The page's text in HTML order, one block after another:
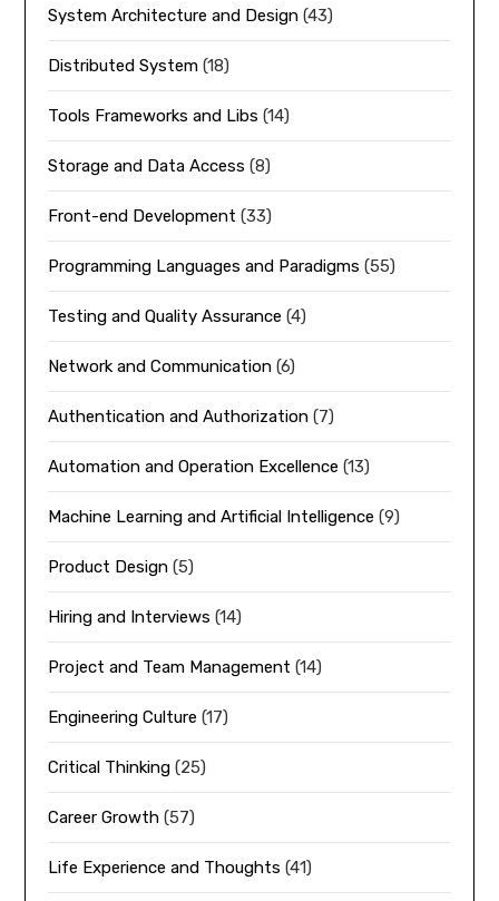
System Architecture and Design (43)
Distributed System (18)
Tools Frameworks and Libs (14)
Storage and Data Access (8)
Front-end Development (33)
Programming Languages and Paradigms (55)
Testing and Quality Assurance (4)
Network and Communication (6)
Authentication and Authorization (7)
Automation and Operation Excellence (13)
Machine Learning and Artificial Intelligence (9)
Product Design (5)
Hiring and Interviews (14)
Project and Team Management (14)
Engineering Culture (17)
Critical Thinking (25)
Career Growth (57)
Life Experience and Thoughts (41)